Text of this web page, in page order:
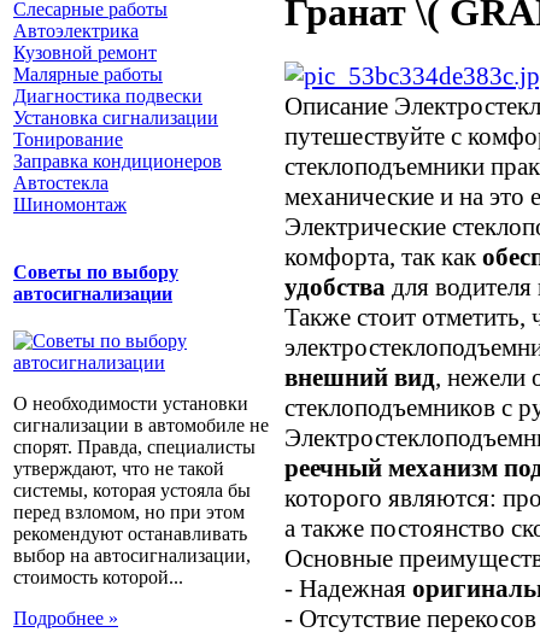
Слесарные работы
Автоэлектрика
Кузовной ремонт
Малярные работы
Диагностика подвески
Установка сигнализации
Тонирование
Заправка кондиционеров
Автостекла
Шиномонтаж
Советы по выбору
автосигнализации
О необходимости установки
сигнализации в автомобиле не
спорят. Правда, специалисты
утверждают, что не такой
системы, которая устояла бы
перед взломом, но при этом
рекомендуют останавливать
выбор на автосигнализации,
стоимость которой...
Подробнее »
Гранат \(
Описание
путешествуйте с
стеклоподъемники
механические и на это
Электрические
комфорта, так как
удобства для
Также стоит отметить,
внешний вид, нежели
стеклоподъемников с
реечный механизм
которого являются:
а также постоянство
Основные
- Надежная
- Отсутствие перекосов